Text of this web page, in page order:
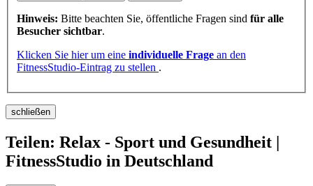
Hinweis: Bitte beachten Sie, öffentliche Fragen sind für alle
Besucher sichtbar.
Klicken Sie hier um eine individuelle Frage an den
FitnessStudio-Eintrag zu stellen .
schließen
Teilen: Relax - Sport und Gesundheit |
FitnessStudio in Deutschland